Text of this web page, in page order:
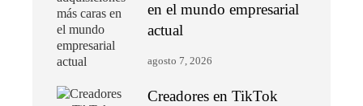
en el mundo empresarial
actual
agosto 7, 2026
Creadores en TikTok